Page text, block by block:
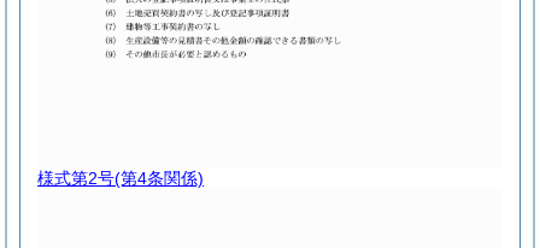
様式第2号(第4条関係)